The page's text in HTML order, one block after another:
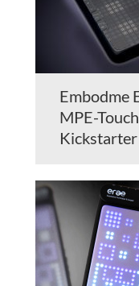
Embodme
MPE-
Kickstarter